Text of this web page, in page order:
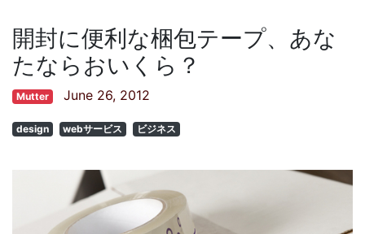
開封に便利な梱包テープ、あな
たならおいくら？
Mutter June 26, 2012
design webサービス ビジネス